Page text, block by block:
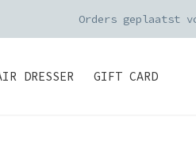
DRESSER GIFT CARD
Orders geplaatst